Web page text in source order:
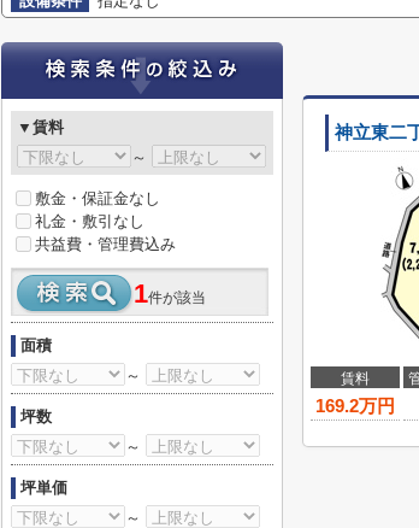
神立東二
賃料
169.2万円
▼賃料
～
敷金・保証金なし
礼金・敷引なし
共益費・管理費込み
1件が該当
面積
～
坪数
～
坪単価
～